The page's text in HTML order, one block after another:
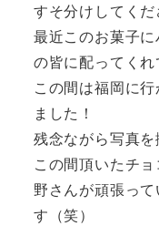
すそ分けしてくだ
最近このお菓子
の皆に配ってく
この間は福岡に
ました！
残念ながら写真を
この間頂いたチ
野さんが頑張っ
す（笑）